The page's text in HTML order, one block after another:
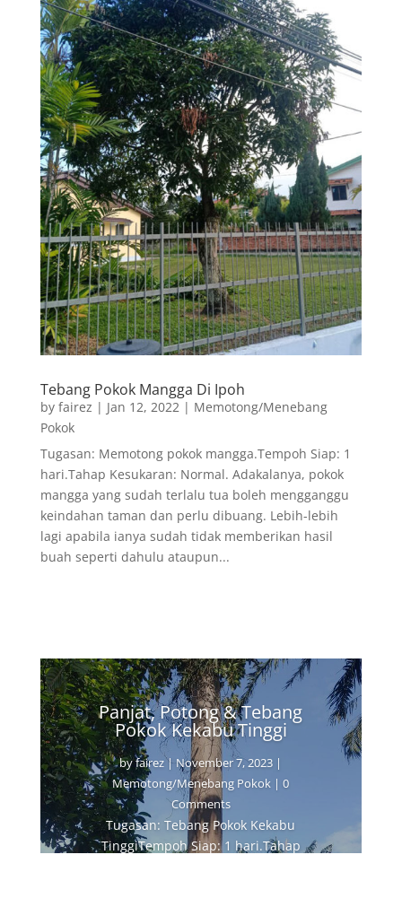
Tebang Pokok Mangga Di Ipoh
by fairez | Jan 12, 2022 | Memotong/Menebang
Pokok
Tugasan: Memotong pokok mangga.Tempoh Siap: 1
hari.Tahap Kesukaran: Normal. Adakalanya, pokok
mangga yang sudah terlalu tua boleh mengganggu
keindahan taman dan perlu dibuang. Lebih-lebih
lagi apabila ianya sudah tidak memberikan hasil
buah seperti dahulu ataupun...
Panjat, Potong & Tebang
Pokok Kekabu Tinggi
byfairez| November 7, 2023 |
Memotong/Menebang Pokok | 0
Comments
Tugasan: Tebang Pokok Kekabu
TinggiTempoh Siap: 1 hari.Tahap